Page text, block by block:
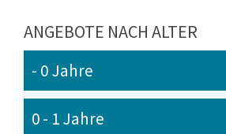
ANGEBOTE NACH ALTER
- 0 Jahre
0 - 1 Jahre